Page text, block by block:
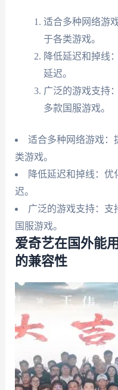
适合多种网络游
于各类游戏。
降低延迟和掉线
延迟。
广泛的游戏支持
多款国服游戏。
适合多种网络游戏：
类游戏。
降低延迟和掉线：
迟。
广泛的游戏支持：支
国服游戏。
爱奇艺在国外能
的兼容性